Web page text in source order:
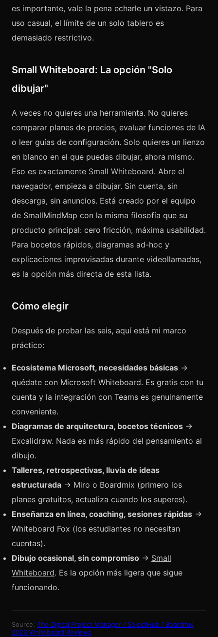
es importante, vale la pena echarle un vistazo. Para
uso casual, el límite de un solo tablero es
demasiado restrictivo.
Small Whiteboard: La opción "Solo
dibujar"
A veces no quieres una herramienta. No quieres
comparar planes de precios, evaluar funciones de IA
o leer guías de configuración. Solo quieres un lienzo
en blanco en el que puedas dibujar, ahora mismo.
Eso es exactamente Small Whiteboard. Abre el
navegador, empieza a dibujar. Sin cuenta, sin
descarga, sin anuncios. Está creado por el equipo
de SmallMindMap con la misma filosofía que su
producto principal: cero fricción, máxima usabilidad.
Para bocetos rápidos, diagramas ad-hoc y
explicaciones improvisadas durante videollamadas,
es la opción más directa de esta lista.
Cómo elegir
Después de probar las seis, aquí está mi marco
práctico:
Ecosistema Microsoft, necesidades básicas →
quédate con Microsoft Whiteboard. Es gratis con tu
cuenta y la integración con Teams es genuinamente
conveniente.
Diagramas de arquitectura, bocetos técnicos →
Excalidraw. Nada es más rápido del pensamiento al
dibujo.
Talleres, retrospectivas, lluvia de ideas
estructurada → Miro o Boardmix (primero los
planes gratuitos, actualiza cuando los superes).
Enseñanza en línea, coaching, sesiones rápidas →
Whiteboard Fox (los estudiantes no necesitan
cuentas).
Dibujo ocasional, sin compromiso → Small
Whiteboard. Es la opción más ligera que sigue
funcionando.
Source: The Digital Project Manager / SelectHub / Boardmix
2026 Whiteboard Reviews